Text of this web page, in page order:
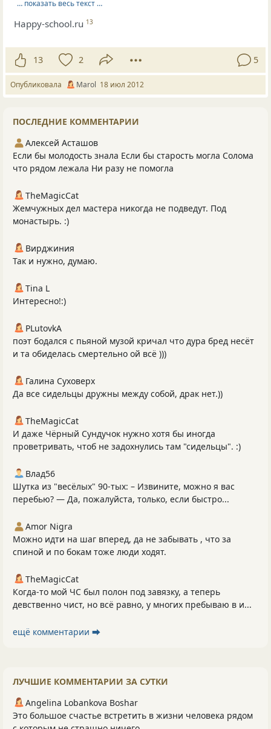
… показать весь текст …
Happy-school.ru 13
13 2 5
Опубликовала Marol 18 июл 2012
ПОСЛЕДНИЕ КОММЕНТАРИИ
Алексей Асташов
Если бы молодость знала Если бы старость могла Солома
что рядом лежала Ни разу не помогла
TheMagicCat
Жемчужных дел мастера никогда не подведут. Под
монастырь. :)
Вирджиния
Так и нужно, думаю.
Tina L
Интересно!:)
PLutоvkА
поэт бодался с пьяной музой кричал что дура бред несёт
и та обиделась смертельно ой всё )))
Галина Суховерх
Да все сидельцы дружны между собой, драк нет.))
TheMagicCat
И даже Чёрный Сундучок нужно хотя бы иногда
проветривать, чтоб не задохнулись там "сидельцы". :)
Влад56
Шутка из "весёлых" 90-тых: – Извините, можно я вас
перебью? — Да, пожалуйста, только, если быстро...
Amor Nigra
Можно идти на шаг вперед, да не забывать , что за
спиной и по бокам тоже люди ходят.
TheMagicCat
Когда-то мой ЧС был полон под завязку, а теперь
девственно чист, но всё равно, у многих пребываю в и...
ещё комментарии ⮕
ЛУЧШИЕ КОММЕНТАРИИ ЗА СУТКИ
Angelina Lobankova Boshar
Это большое счастье встретить в жизни человека рядом